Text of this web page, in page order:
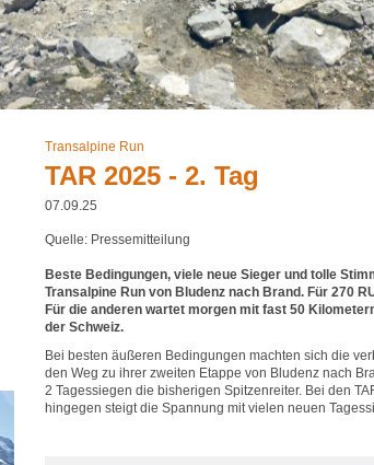
Transalpine Run
TAR 2025 - 2. Tag
07.09.25
Quelle: Pressemitteilung
Beste Bedingungen, viele neue Sieger und tolle
Transalpine Run von Bludenz nach Brand. Für 270
Für die anderen wartet morgen mit fast 50
der Schweiz.
Bei besten äußeren Bedingungen machten sich die
den Weg zu ihrer zweiten Etappe von Bludenz nach
2 Tagessiegen die bisherigen Spitzenreiter. Bei den
hingegen steigt die Spannung mit vielen neuen